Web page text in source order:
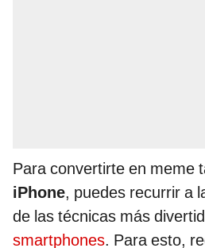
Para convertirte en meme
iPhone, puedes recurrir a
de las técnicas más
smartphones. Para esto,